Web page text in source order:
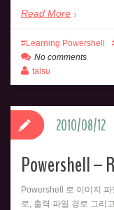
Read More
Learning Powershell
No comments
talsu
Powershell –
Powershell 로 이미지
로, 출력 파일 경로 그리
2010/08/12